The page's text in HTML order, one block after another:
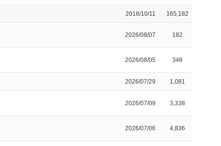
2018/10/11 165,182
2026/08/07 182
2026/08/05 348
2026/07/29 1,081
2026/07/09 3,338
2026/07/06 4,836